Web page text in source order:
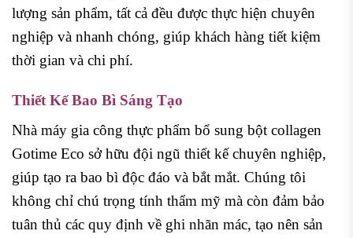
lượng sản phẩm, tất cả đều được thực hiện chuyên
nghiệp và nhanh chóng, giúp khách hàng tiết kiệm
thời gian và chi phí.
Thiết Kế Bao Bì Sáng Tạo
Nhà máy gia công thực phẩm bổ sung bột collagen
Gotime Eco sở hữu đội ngũ thiết kế chuyên nghiệp,
giúp tạo ra bao bì độc đáo và bắt mắt. Chúng tôi
không chỉ chú trọng tính thẩm mỹ mà còn đảm bảo
tuân thủ các quy định về ghi nhãn mác, tạo nên sản